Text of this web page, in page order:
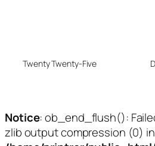
Twenty Twenty-Five
Notice: ob_end_flush():
zlib output compression (0) in